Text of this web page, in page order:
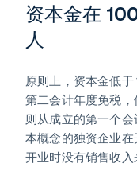
资本金在
人
原则上，资本金低
第二会计年度免税
则从成立的第一个
本概念的独资企业
开业时没有销售收入